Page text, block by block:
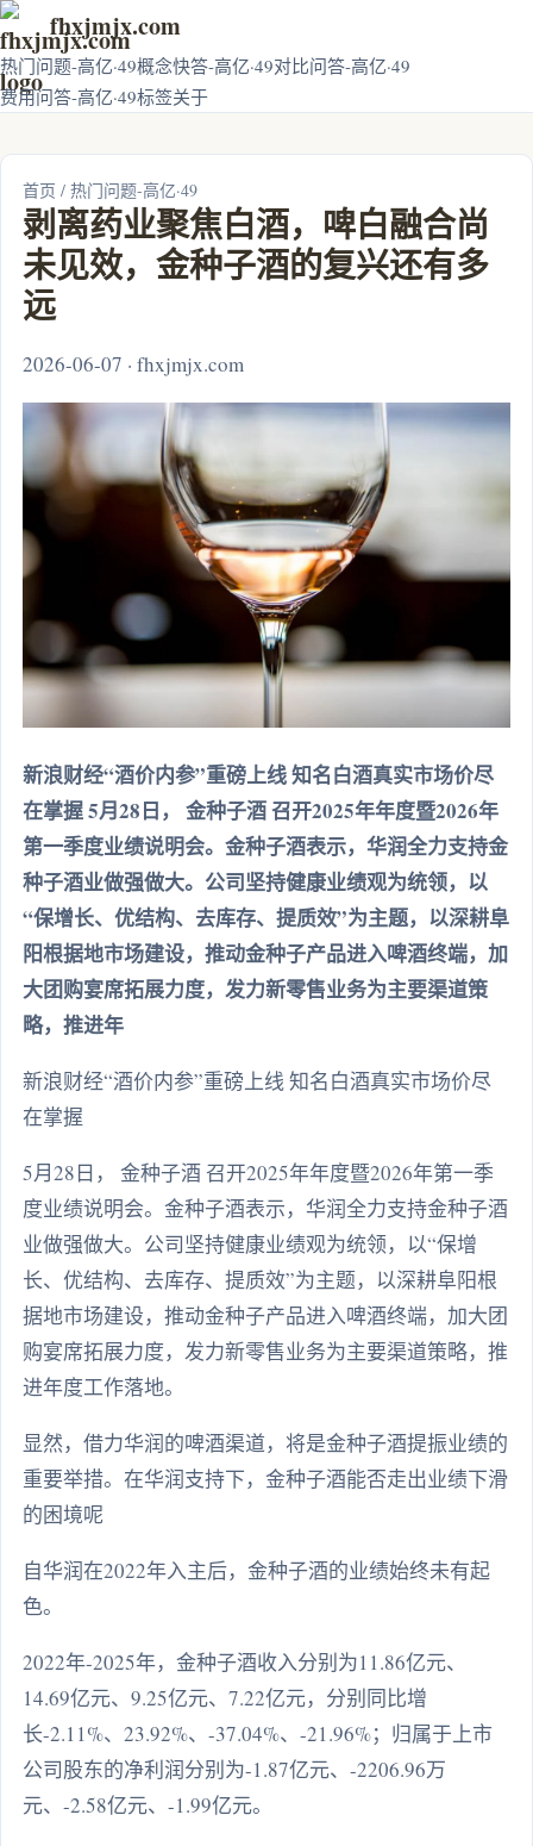
fhxjmjx.com
热门问题-高亿·49概念快答-高亿·49对比问答-高亿·49
费用问答-高亿·49标签关于
首页 / 热门问题-高亿·49
剥离药业聚焦白酒，啤白融合尚
未见效，金种子酒的复兴还有多
远
2026-06-07 · fhxjmjx.com
新浪财经“酒价内参”重磅上线 知名白酒真实市场价尽
在掌握 5月28日， 金种子酒 召开2025年年度暨2026年
第一季度业绩说明会。金种子酒表示，华润全力支持金
种子酒业做强做大。公司坚持健康业绩观为统领，以
“保增长、优结构、去库存、提质效”为主题，以深耕阜
阳根据地市场建设，推动金种子产品进入啤酒终端，加
大团购宴席拓展力度，发力新零售业务为主要渠道策
略，推进年
新浪财经“酒价内参”重磅上线 知名白酒真实市场价尽
在掌握
5月28日， 金种子酒 召开2025年年度暨2026年第一季
度业绩说明会。金种子酒表示，华润全力支持金种子酒
业做强做大。公司坚持健康业绩观为统领，以“保增
长、优结构、去库存、提质效”为主题，以深耕阜阳根
据地市场建设，推动金种子产品进入啤酒终端，加大团
购宴席拓展力度，发力新零售业务为主要渠道策略，推
进年度工作落地。
显然，借力华润的啤酒渠道，将是金种子酒提振业绩的
重要举措。在华润支持下，金种子酒能否走出业绩下滑
的困境呢
自华润在2022年入主后，金种子酒的业绩始终未有起
色。
2022年-2025年，金种子酒收入分别为11.86亿元、
14.69亿元、9.25亿元、7.22亿元，分别同比增
长-2.11%、23.92%、-37.04%、-21.96%；归属于上市
公司股东的净利润分别为-1.87亿元、-2206.96万
元、-2.58亿元、-1.99亿元。